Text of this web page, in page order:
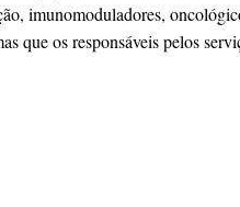
imunomoduladores,
que os responsáveis pelos